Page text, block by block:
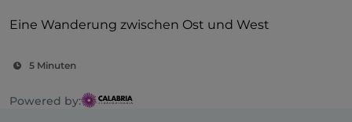
Eine Wanderung zwischen Ost und West
5 Minuten
Powered by: